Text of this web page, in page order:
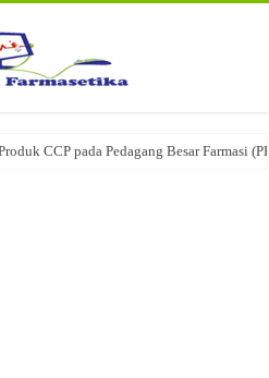
CCP pada Pedagang Besar Farmasi